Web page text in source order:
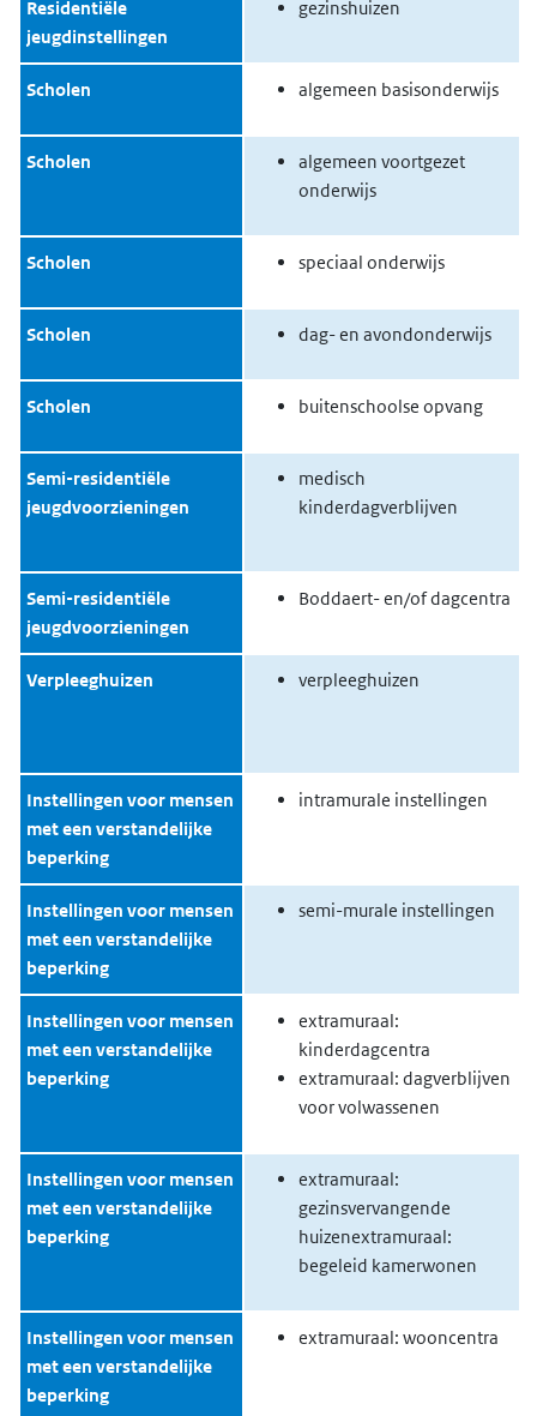
Residentiële
jeugdinstellingen
gezinshuizen
Scholen algemeen basisonderwijs
Scholen
algemeen voortgezet
onderwijs
Scholen speciaal onderwijs
Scholen dag- en avondonderwijs
Scholen buitenschoolse opvang
Semi-residentiële
jeugdvoorzieningen
medisch
kinderdagverblijven
Semi-residentiële
jeugdvoorzieningen
Boddaert- en/of dagcentra
Verpleeghuizen verpleeghuizen
Instellingen voor mensen
met een verstandelijke
beperking
intramurale instellingen
Instellingen voor mensen
met een verstandelijke
beperking
semi-murale instellingen
Instellingen voor mensen
met een verstandelijke
beperking
extramuraal:
kinderdagcentra
extramuraal: dagverblijven
voor volwassenen
Instellingen voor mensen
met een verstandelijke
beperking
extramuraal:
gezinsvervangende
huizenextramuraal:
begeleid kamerwonen
Instellingen voor mensen
met een verstandelijke
beperking
extramuraal: wooncentra